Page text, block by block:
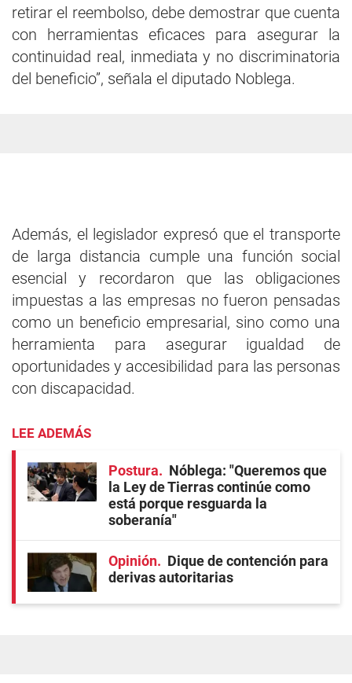
retirar el reembolso, debe demostrar que cuenta
con herramientas eficaces para asegurar la
continuidad real, inmediata y no discriminatoria
del beneficio”, señala el diputado Noblega.
Además, el legislador expresó que el transporte
de larga distancia cumple una función social
esencial y recordaron que las obligaciones
impuestas a las empresas no fueron pensadas
como un beneficio empresarial, sino como una
herramienta para asegurar igualdad de
oportunidades y accesibilidad para las personas
con discapacidad.
LEE ADEMÁS
Postura
Nóblega: "Queremos que
la Ley de Tierras continúe como
está porque resguarda la
soberanía"
Opinión
Dique de contención para
derivas autoritarias